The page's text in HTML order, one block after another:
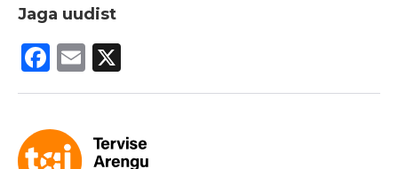
Jaga uudist
F
a
e
E
m